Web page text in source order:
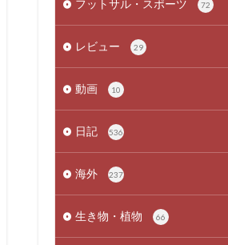
フットサル・スポーツ 72
レビュー 29
動画 10
日記 536
海外 237
生き物・植物 66